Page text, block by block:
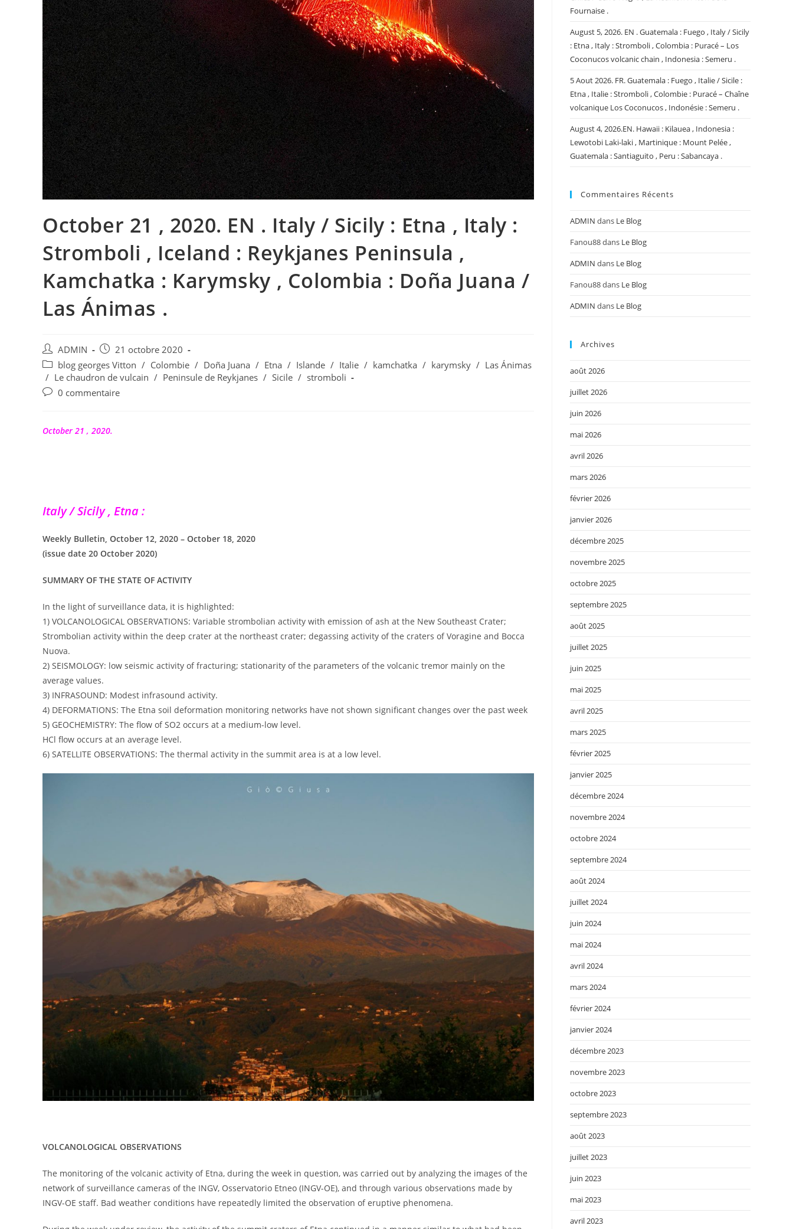
October 21 , 2020. EN . Italy / Sicily : Etna , Italy :
Stromboli , Iceland : Reykjanes Peninsula ,
Kamchatka : Karymsky , Colombia : Doña Juana /
Las Ánimas .
Auteur/autrice
de
la
publication :
ADMIN
Publication
publiée :
21 octobre 2020
Post
category:
blog georges Vitton / Colombie / Doña Juana / Etna / Islande / Italie / kamchatka / karymsky / Las Ánimas
/ Le chaudron de vulcain / Peninsule de Reykjanes / Sicile / stromboli
Commentaires
publication :
0 commentaire
October 21 , 2020.
Italy / Sicily , Etna :
Weekly Bulletin, October 12, 2020 – October 18, 2020
(issue date 20 October 2020)
SUMMARY OF THE STATE OF ACTIVITY
In the light of surveillance data, it is highlighted:
1) VOLCANOLOGICAL OBSERVATIONS: Variable strombolian activity with emission of ash at the New Southeast Crater;
Strombolian activity within the deep crater at the northeast crater; degassing activity of the craters of Voragine and Bocca
Nuova.
2) SEISMOLOGY: low seismic activity of fracturing; stationarity of the parameters of the volcanic tremor mainly on the
average values.
3) INFRASOUND: Modest infrasound activity.
4) DEFORMATIONS: The Etna soil deformation monitoring networks have not shown significant changes over the past week
5) GEOCHEMISTRY: The flow of SO2 occurs at a medium-low level.
HCl flow occurs at an average level.
6) SATELLITE OBSERVATIONS: The thermal activity in the summit area is at a low level.
VOLCANOLOGICAL OBSERVATIONS
The monitoring of the volcanic activity of Etna, during the week in question, was carried out by analyzing the images of the
network of surveillance cameras of the INGV, Osservatorio Etneo (INGV-OE), and through various observations made by
INGV-OE staff. Bad weather conditions have repeatedly limited the observation of eruptive phenomena.
Fournaise .
August 5, 2026. EN . Guatemala : Fuego , Italy / Sicily
: Etna , Italy : Stromboli , Colombia : Puracé – Los
Coconucos volcanic chain , Indonesia : Semeru .
5 Aout 2026. FR. Guatemala : Fuego , Italie / Sicile :
Etna , Italie : Stromboli , Colombie : Puracé – Chaîne
volcanique Los Coconucos , Indonésie : Semeru .
August 4, 2026.EN. Hawaii : Kilauea , Indonesia :
Lewotobi Laki-laki , Martinique : Mount Pelée ,
Guatemala : Santiaguito , Peru : Sabancaya .
Commentaires Récents
ADMIN dans Le Blog
Fanou88dans Le Blog
ADMIN dans Le Blog
Fanou88dans Le Blog
ADMIN dans Le Blog
Archives
août 2026
juillet 2026
juin 2026
mai 2026
avril 2026
mars 2026
février 2026
janvier 2026
décembre 2025
novembre 2025
octobre 2025
septembre 2025
août 2025
juillet 2025
juin 2025
mai 2025
avril 2025
mars 2025
février 2025
janvier 2025
décembre 2024
novembre 2024
octobre 2024
septembre 2024
août 2024
juillet 2024
juin 2024
mai 2024
avril 2024
mars 2024
février 2024
janvier 2024
décembre 2023
novembre 2023
octobre 2023
septembre 2023
août 2023
juillet 2023
juin 2023
mai 2023
avril 2023